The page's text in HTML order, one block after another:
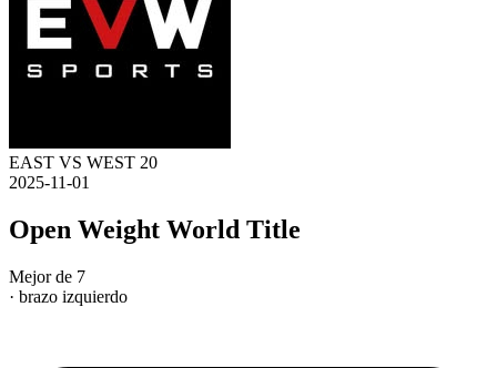
EAST VS WEST 20
2025-11-01
Open Weight World Title
Mejor de 7
· brazo izquierdo